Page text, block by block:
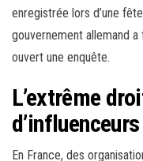
enregistrée lors d’une
gouvernement allemand
ouvert une enquête.
L’extrême
En France, des